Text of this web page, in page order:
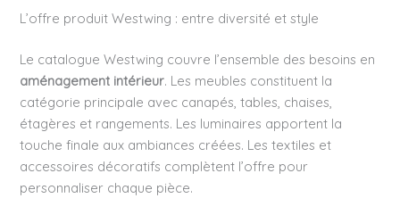
L’offre produit Westwing : entre diversité et style
Le catalogue Westwing couvre l’ensemble des besoins en
aménagement intérieur. Les meubles constituent la
catégorie principale avec canapés, tables, chaises,
étagères et rangements. Les luminaires apportent la
touche finale aux ambiances créées. Les textiles et
accessoires décoratifs complètent l’offre pour
personnaliser chaque pièce.